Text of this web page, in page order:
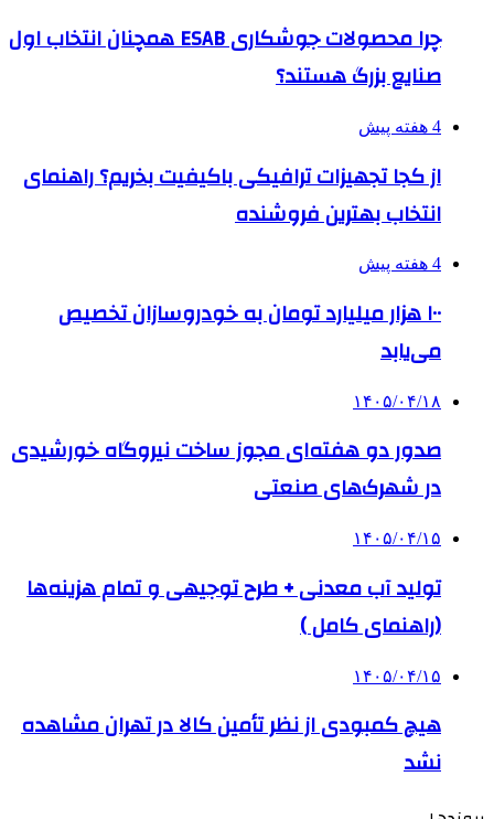
چرا محصولات جوشکاری ESAB همچنان انتخاب اول
صنایع بزرگ هستند؟
4 هفته پیش
از کجا تجهیزات ترافیکی باکیفیت بخریم؟ راهنمای
انتخاب بهترین فروشنده
4 هفته پیش
۱۰۰ هزار میلیارد تومان به خودروسازان تخصیص
می‌یابد
۱۴۰۵/۰۴/۱۸
صدور دو هفته‌ای مجوز ساخت نیروگاه خورشیدی
در شهرک‌های صنعتی
۱۴۰۵/۰۴/۱۵
تولید آب معدنی + طرح توجیهی و تمام هزینه‌ها
(راهنمای کامل )
۱۴۰۵/۰۴/۱۵
هیچ کمبودی از نظر تأمین کالا در تهران مشاهده
نشد